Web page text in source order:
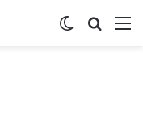
Switch skin